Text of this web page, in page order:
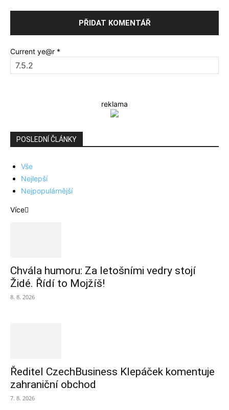
Current ye@r *
reklama
POSLEDNÍ ČLÁNKY
Vše
Nejlepší
Nejpopulárnější
Více
Chvála humoru: Za letošními vedry stojí
Židé. Řídí to Mojžíš!
8. 8. 2026
Ředitel CzechBusiness Klepáček komentuje
zahraniční obchod
7. 8. 2026